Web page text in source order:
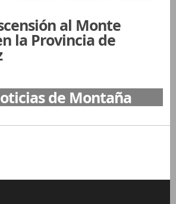
al Monte
la Provincia de
de Montaña